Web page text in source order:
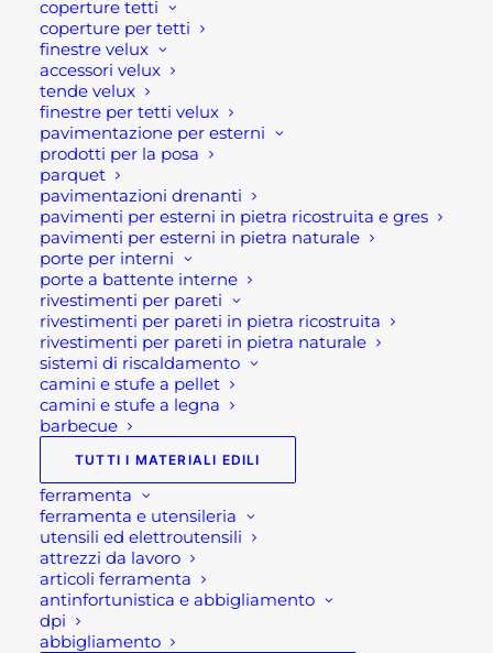
coperture tetti
coperture per tetti
finestre velux
accessori velux
tende velux
finestre per tetti velux
pavimentazione per esterni
prodotti per la posa
parquet
pavimentazioni drenanti
pavimenti per esterni in pietra ricostruita e gres
pavimenti per esterni in pietra naturale
porte per interni
porte a battente interne
rivestimenti per pareti
rivestimenti per pareti in pietra ricostruita
rivestimenti per pareti in pietra naturale
sistemi di riscaldamento
camini e stufe a pellet
camini e stufe a legna
barbecue
TUTTI I MATERIALI EDILI
ferramenta
ferramenta e utensileria
utensili ed elettroutensili
attrezzi da lavoro
articoli ferramenta
antinfortunistica e abbigliamento
dpi
abbigliamento
13,00€
AGGIUNGI AL CARRELLO
BIOCALCE ZOCCOLATURA KERAKOLL
23,59